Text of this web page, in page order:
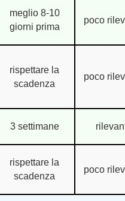
meglio 8-10
giorni prima
poco
rispettare la
scadenza
poco
3 settimane
rispettare la
scadenza
poco